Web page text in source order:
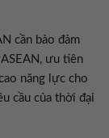
cần bảo đảm
ưu tiên
năng lực cho
cầu của thời đại